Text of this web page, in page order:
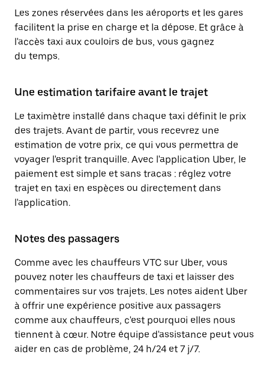
Les zones réservées dans les aéroports et les gares
facilitent la prise en charge et la dépose. Et grâce à
l'accès taxi aux couloirs de bus, vous gagnez
du temps.
Une estimation tarifaire avant le trajet
Le taximètre installé dans chaque taxi définit le prix
des trajets. Avant de partir, vous recevrez une
estimation de votre prix, ce qui vous permettra de
voyager l'esprit tranquille. Avec l'application Uber, le
paiement est simple et sans tracas : réglez votre
trajet en taxi en espèces ou directement dans
l'application.
Notes des passagers
Comme avec les chauffeurs VTC sur Uber, vous
pouvez noter les chauffeurs de taxi et laisser des
commentaires sur vos trajets. Les notes aident Uber
à offrir une expérience positive aux passagers
comme aux chauffeurs, c'est pourquoi elles nous
tiennent à cœur. Notre équipe d'assistance peut vous
aider en cas de problème, 24 h/24 et 7 j/7.